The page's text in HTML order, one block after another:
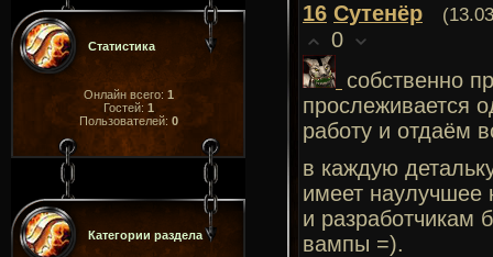
Статистика
Онлайн всего: 1
Гостей: 1
Пользователей: 0
Категории раздела
16 Сутенёр
0
собственно
прослеживается
работу и отдаём
в каждую
имеет наулучшее
и разработчикам
вампы =).